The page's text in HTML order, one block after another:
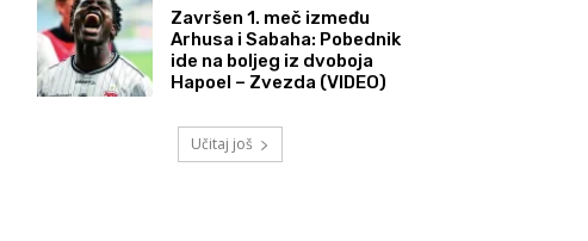
Završen 1. meč između
Arhusa i Sabaha: Pobednik
ide na boljeg iz dvoboja
Hapoel – Zvezda (VIDEO)
Učitaj još